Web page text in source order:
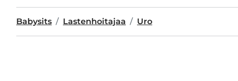
Babysits Lastenhoitajaa Uro